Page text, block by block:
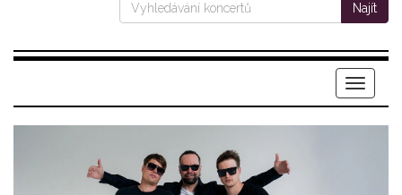
Najít
Menu